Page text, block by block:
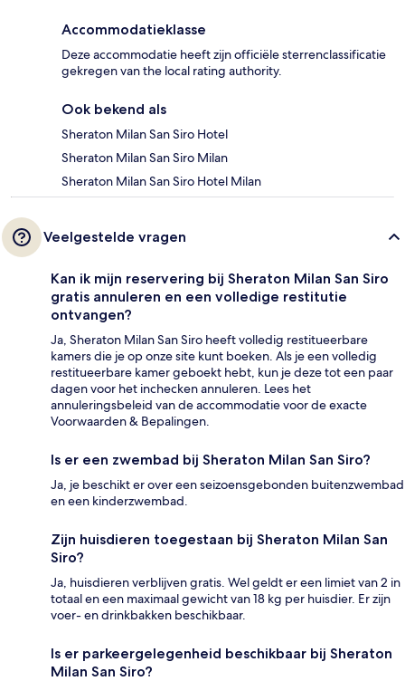
Accommodatieklasse
Deze accommodatie heeft zijn officiële sterrenclassificatie
gekregen van the local rating authority.
Ook bekend als
Sheraton Milan San Siro Hotel
Sheraton Milan San Siro Milan
Sheraton Milan San Siro Hotel Milan
Veelgestelde vragen
Kan ik mijn reservering bij Sheraton Milan San Siro
gratis annuleren en een volledige restitutie
ontvangen?
Ja, Sheraton Milan San Siro heeft volledig restitueerbare
kamers die je op onze site kunt boeken. Als je een volledig
restitueerbare kamer geboekt hebt, kun je deze tot een paar
dagen voor het inchecken annuleren. Lees het
annuleringsbeleid van de accommodatie voor de exacte
Voorwaarden & Bepalingen.
Is er een zwembad bij Sheraton Milan San Siro?
Ja, je beschikt er over een seizoensgebonden buitenzwembad
en een kinderzwembad.
Zijn huisdieren toegestaan bij Sheraton Milan San
Siro?
Ja, huisdieren verblijven gratis. Wel geldt er een limiet van 2 in
totaal en een maximaal gewicht van 18 kg per huisdier. Er zijn
voer- en drinkbakken beschikbaar.
Is er parkeergelegenheid beschikbaar bij Sheraton
Milan San Siro?